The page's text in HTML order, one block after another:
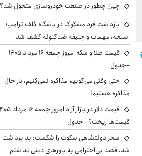
چین چطور در صنعت خودروسازی متحول شد؟
بازداشت فرد مشکوک در باشگاه گلف ترامپ؛
اسلحه، مهمات و جلیقه ضدگلوله کشف شد
قیمت طلا و سکه امروز جمعه ۱۶ مرداد ۱۴۰۵
+جدول
حتی وقتی می‌گوییم مذاکره نمی‌کنیم، در حال
مذاکره هستیم!
قیمت‌ها ریخت؟ +جدول
سحر دولتشاهی سکوت را شکست: بد برداشت
شد، قصد بی‌احترامی به باورهای دینی نداشتم